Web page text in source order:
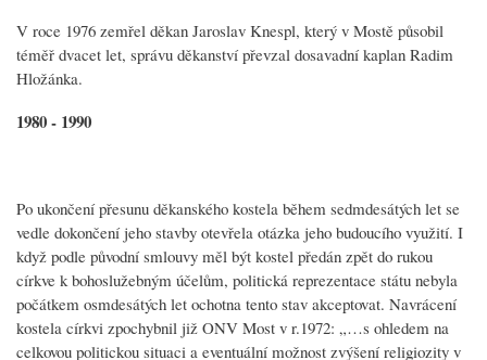
V roce 1976 zemřel děkan Jaroslav Knespl, který v Mostě působil
téměř dvacet let, správu děkanství převzal dosavadní kaplan Radim
Hložánka.
1980 - 1990
Po ukončení přesunu děkanského kostela během sedmdesátých let se
vedle dokončení jeho stavby otevřela otázka jeho budoucího využití. I
když podle původní smlouvy měl být kostel předán zpět do rukou
církve k bohoslužebným účelům, politická reprezentace státu nebyla
počátkem osmdesátých let ochotna tento stav akceptovat. Navrácení
kostela církvi zpochybnil již ONV Most v r.1972: „…s ohledem na
celkovou politickou situaci a eventuální možnost zvýšení religiozity v